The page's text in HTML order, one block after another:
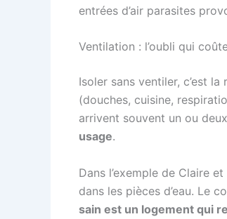
entrées d’air parasites
Ventilation : l’oubli qui
Isoler sans ventiler, c’est
(douches, cuisine,
arrivent souvent un ou
usage.
Dans l’exemple de Claire
dans les pièces d’eau. Le
sain est un logement qui